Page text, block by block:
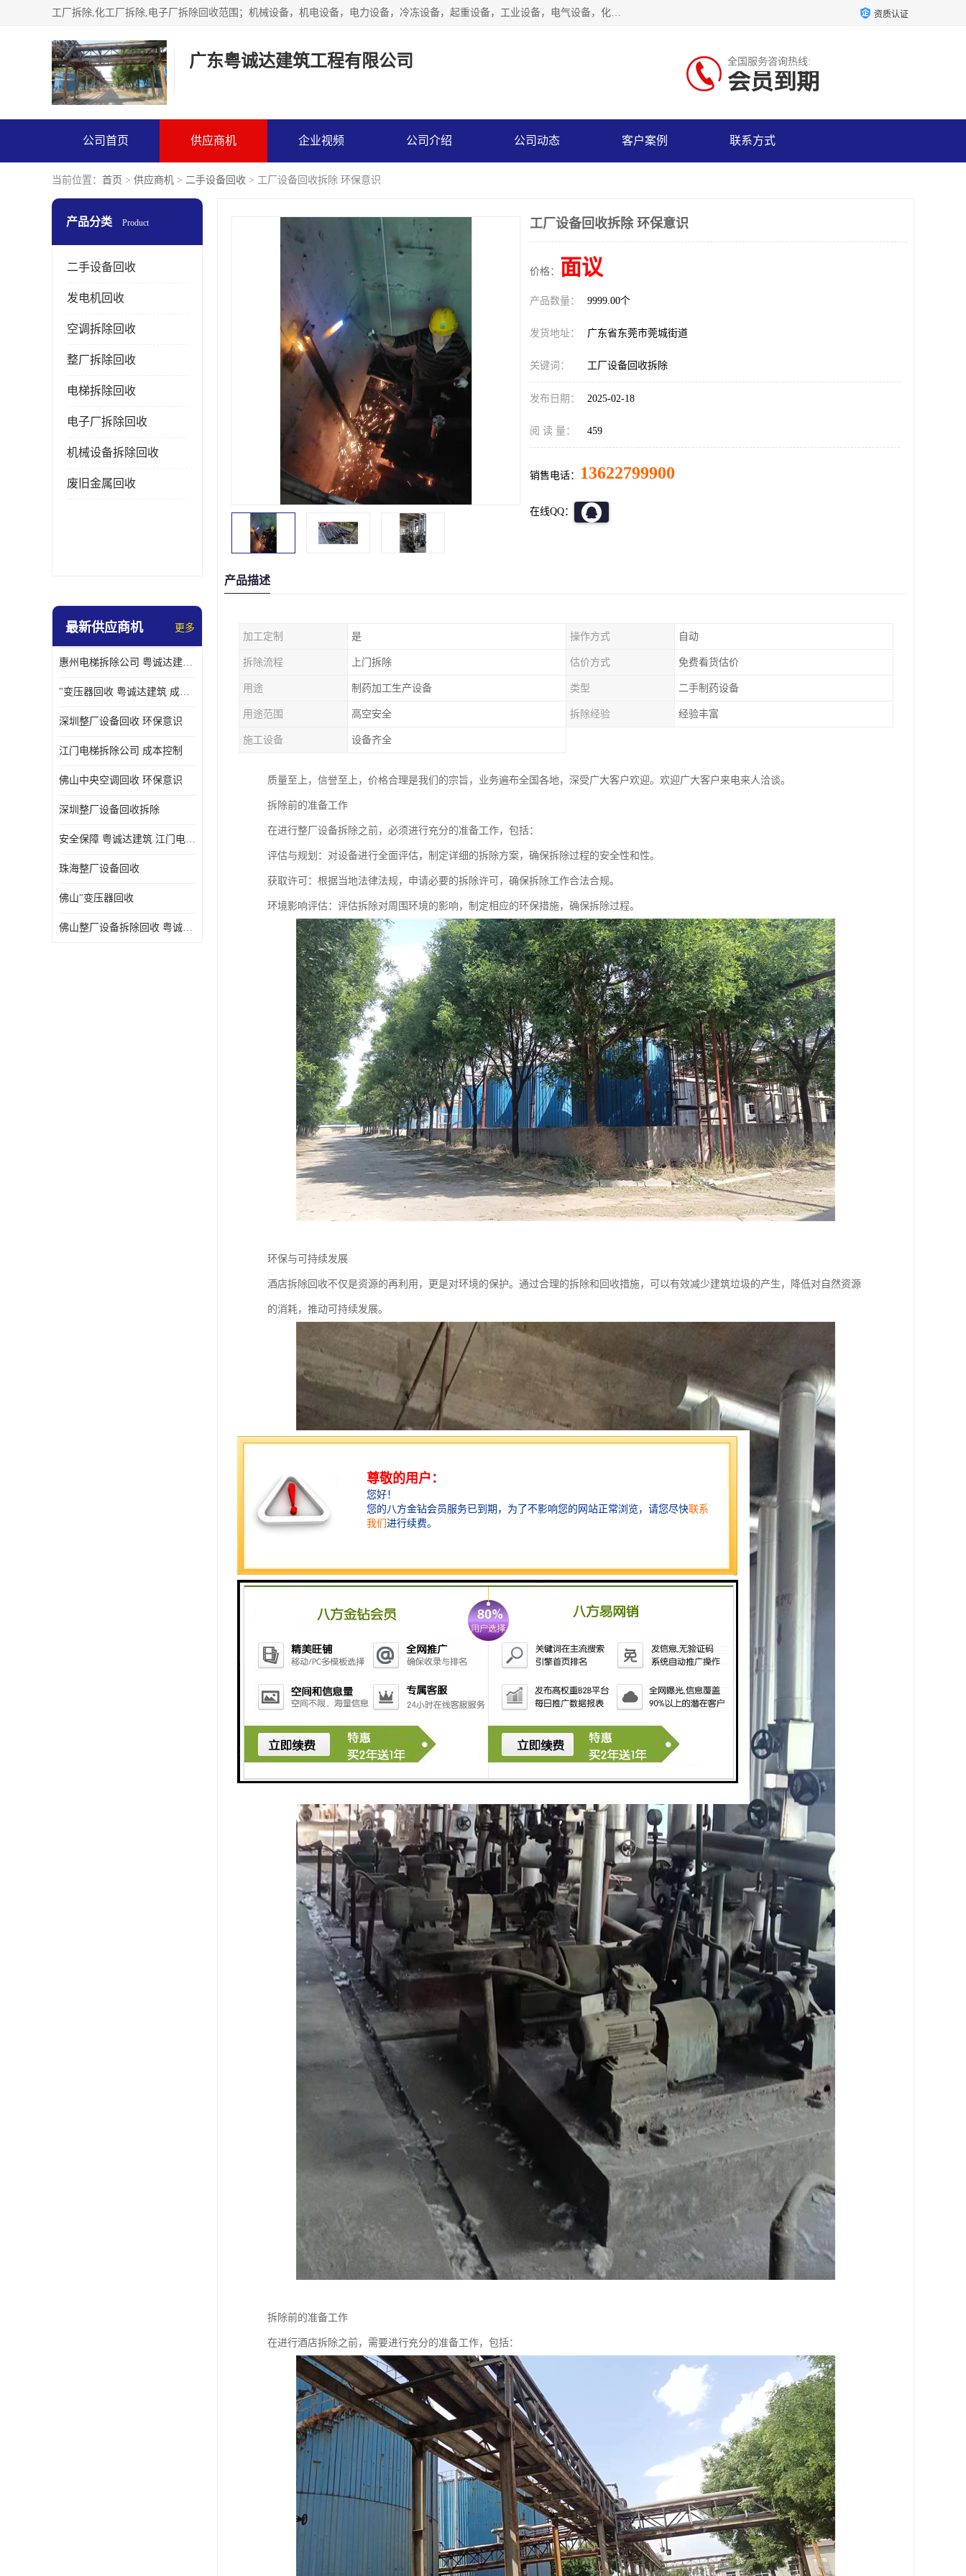
工厂拆除,化工厂拆除,电子厂拆除回收范围；机械设备，机电设备，电力设备，冷冻设备，起重设备，工业设备，电气设备，化工设备，木工设备，纺织设备，印染设备，水洗设备，电力物资，废旧金属，废旧物资，二手锅炉，二手电梯。 资质认证
广东粤诚达建筑工程有限公司 全国服务咨询热线:
会员到期
公司首页 供应商机 企业视频 公司介绍 公司动态 客户案例 联系方式
当前位置： 首页 > 供应商机 > 二手设备回收 > 工厂设备回收拆除 环保意识
产品分类 Product
二手设备回收
发电机回收
空调拆除回收
整厂拆除回收
电梯拆除回收
电子厂拆除回收
机械设备拆除回收
废旧金属回收
最新供应商机 更多
惠州电梯拆除公司 粤诚达建筑 安全保障
"变压器回收 粤诚达建筑 成本控制
深圳整厂设备回收 环保意识
江门电梯拆除公司 成本控制
佛山中央空调回收 环保意识
深圳整厂设备回收拆除
安全保障 粤诚达建筑 江门电梯拆除公司
珠海整厂设备回收
佛山"变压器回收
佛山整厂设备拆除回收 粤诚达建筑 环保意识
工厂设备回收拆除 环保意识
价格： 面议
产品数量： 9999.00个
发货地址： 广东省东莞市莞城街道
关键词： 工厂设备回收拆除
发布日期： 2025-02-18
阅 读 量： 459
销售电话： 13622799900
在线QQ：
产品描述
加工定制 是 操作方式 自动
拆除流程 上门拆除 估价方式 免费看货估价
用途 制药加工生产设备 类型 二手制药设备
用途范围 高空安全 拆除经验 经验丰富
施工设备 设备齐全
质量至上，信誉至上，价格合理是我们的宗旨，业务遍布全国各地，深受广大客户欢迎。欢迎广大客户来电来人洽谈。
拆除前的准备工作
在进行整厂设备拆除之前，必须进行充分的准备工作，包括：
评估与规划：对设备进行全面评估，制定详细的拆除方案，确保拆除过程的安全性和性。
获取许可：根据当地法律法规，申请必要的拆除许可，确保拆除工作合法合规。
环境影响评估：评估拆除对周围环境的影响，制定相应的环保措施，确保拆除过程。
环保与可持续发展
酒店拆除回收不仅是资源的再利用，更是对环境的保护。通过合理的拆除和回收措施，可以有效减少建筑垃圾的产生，降低对自然资源
的消耗，推动可持续发展。
拆除前的准备工作
在进行酒店拆除之前，需要进行充分的准备工作，包括：